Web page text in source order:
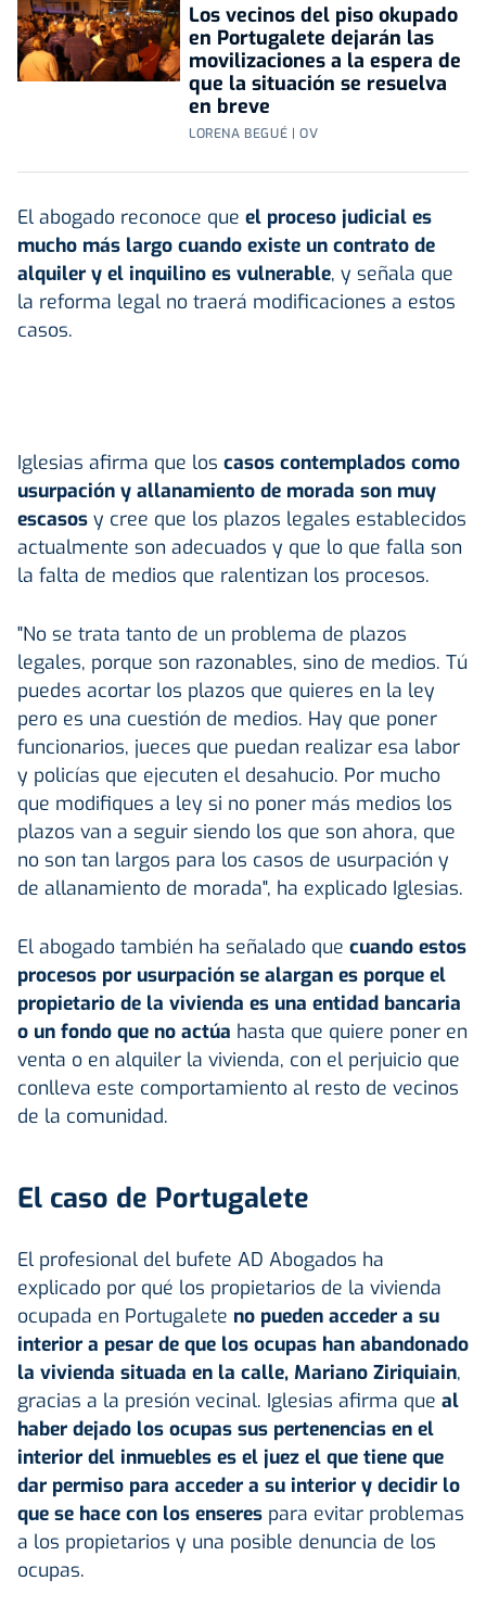
Los vecinos del piso okupado
en Portugalete dejarán las
movilizaciones a la espera de
que la situación se resuelva
en breve
LORENA BEGUÉ | OV
El abogado reconoce que el proceso judicial es
mucho más largo cuando existe un contrato de
alquiler y el inquilino es vulnerable, y señala que
la reforma legal no traerá modificaciones a estos
casos.
Iglesias afirma que los casos contemplados como
usurpación y allanamiento de morada son muy
escasos y cree que los plazos legales establecidos
actualmente son adecuados y que lo que falla son
la falta de medios que ralentizan los procesos.
"No se trata tanto de un problema de plazos
legales, porque son razonables, sino de medios. Tú
puedes acortar los plazos que quieres en la ley
pero es una cuestión de medios. Hay que poner
funcionarios, jueces que puedan realizar esa labor
y policías que ejecuten el desahucio. Por mucho
que modifiques a ley si no poner más medios los
plazos van a seguir siendo los que son ahora, que
no son tan largos para los casos de usurpación y
de allanamiento de morada", ha explicado Iglesias.
El abogado también ha señalado que cuando estos
procesos por usurpación se alargan es porque el
propietario de la vivienda es una entidad bancaria
o un fondo que no actúa hasta que quiere poner en
venta o en alquiler la vivienda, con el perjuicio que
conlleva este comportamiento al resto de vecinos
de la comunidad.
El caso de Portugalete
El profesional del bufete AD Abogados ha
explicado por qué los propietarios de la vivienda
ocupada en Portugalete no pueden acceder a su
interior a pesar de que los ocupas han abandonado
la vivienda situada en la calle, Mariano Ziriquiain,
gracias a la presión vecinal. Iglesias afirma que al
haber dejado los ocupas sus pertenencias en el
interior del inmuebles es el juez el que tiene que
dar permiso para acceder a su interior y decidir lo
que se hace con los enseres para evitar problemas
a los propietarios y una posible denuncia de los
ocupas.